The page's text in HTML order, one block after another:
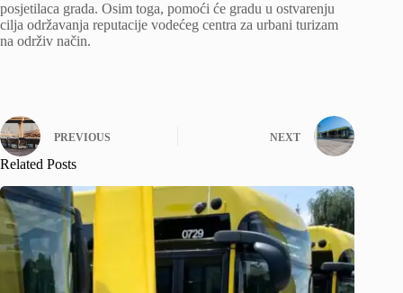
posjetilaca grada. Osim toga, pomoći će gradu u ostvarenju
cilja održavanja reputacije vodećeg centra za urbani turizam
na održiv način.
PREVIOUS NEXT
Related Posts